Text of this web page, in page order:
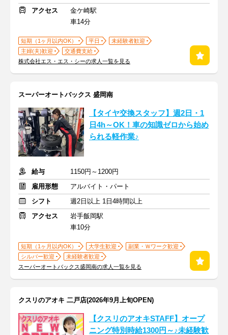
アクセス
金ケ崎駅
車14分
短期（1ヶ月以内OK） 平日
未経験者歓迎
主婦(夫)歓迎
交通費支給
株式会社エス・エス・シーの求人一覧を見る
スーパーオートバックス 盛岡南
【タイヤ交換スタッフ】週2日・1
日4h～OK！車の知識ゼロから始め
られる軽作業♪
給与
1150円～1200円
雇用形態
アルバイト・パート
シフト
週2日以上 1日4時間以上
アクセス
岩手飯岡駅
車10分
短期（1ヶ月以内OK） 大学生歓迎
副業・Ｗワーク歓迎
シルバー歓迎
未経験者歓迎
スーパーオートバックス盛岡南の求人一覧を見る
クスリのアオキ 二戸店(2026年9月上旬OPEN)
【クスリのアオキSTAFF】オープ
ニング特別時給1300円～♪未経験歓